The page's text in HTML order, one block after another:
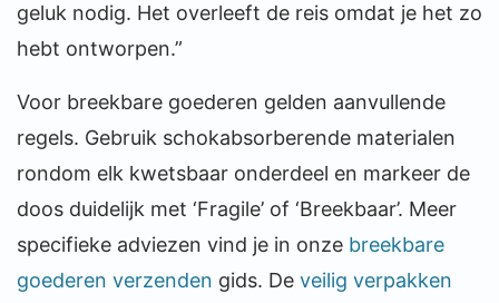
geluk nodig. Het overleeft de reis omdat je het zo
hebt ontworpen.”
Voor breekbare goederen gelden aanvullende
regels. Gebruik schokabsorberende materialen
rondom elk kwetsbaar onderdeel en markeer de
doos duidelijk met ‘Fragile’ of ‘Breekbaar’. Meer
specifieke adviezen vind je in onze breekbare
goederen verzenden gids. De veilig verpakken